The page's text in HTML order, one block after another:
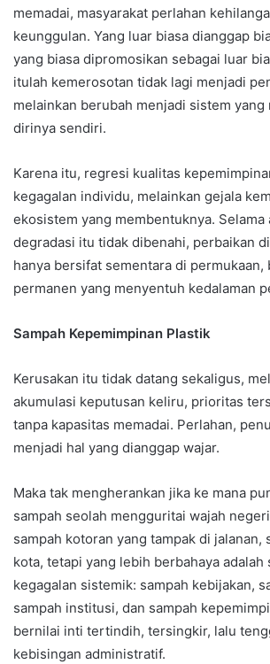
memadai, masyarakat perlahan
keunggulan. Yang luar biasa dianggap
yang biasa dipromosikan sebagai luar
itulah kemerosotan tidak lagi menjadi
melainkan berubah menjadi sistem
dirinya sendiri.
Karena itu, regresi kualitas
kegagalan individu, melainkan gejala
ekosistem yang membentuknya. Selama
degradasi itu tidak dibenahi, perbaikan
hanya bersifat sementara di permukaan,
permanen yang menyentuh kedalaman
Sampah Kepemimpinan Plastik
Kerusakan itu tidak datang sekaligus,
akumulasi keputusan keliru, prioritas
tanpa kapasitas memadai. Perlahan,
menjadi hal yang dianggap wajar.
Maka tak mengherankan jika ke mana
sampah seolah mengguritai wajah
sampah kotoran yang tampak di jalanan,
kota, tetapi yang lebih berbahaya adalah
kegagalan sistemik: sampah kebijakan,
sampah institusi, dan sampah
bernilai inti tertindih, tersingkir, lalu
kebisingan administratif.